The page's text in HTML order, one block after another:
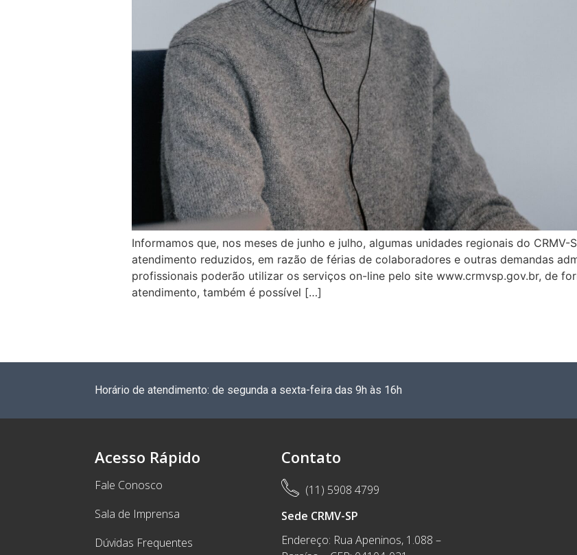
Informamos que, nos meses de junho e julho, algumas unidades regionais do
atendimento reduzidos, em razão de férias de colaboradores e outras demandas
profissionais poderão utilizar os serviços on-line pelo site www.crmvsp.gov.br, de
atendimento, também é possível […]
Horário de atendimento: de segunda a sexta-feira das 9h às 16h
Acesso Rápido
Fale Conosco
Sala de Imprensa
Dúvidas Frequentes
Contato
(11) 5908 4799
Sede CRMV-SP
Endereço: Rua Apeninos, 1.088 –